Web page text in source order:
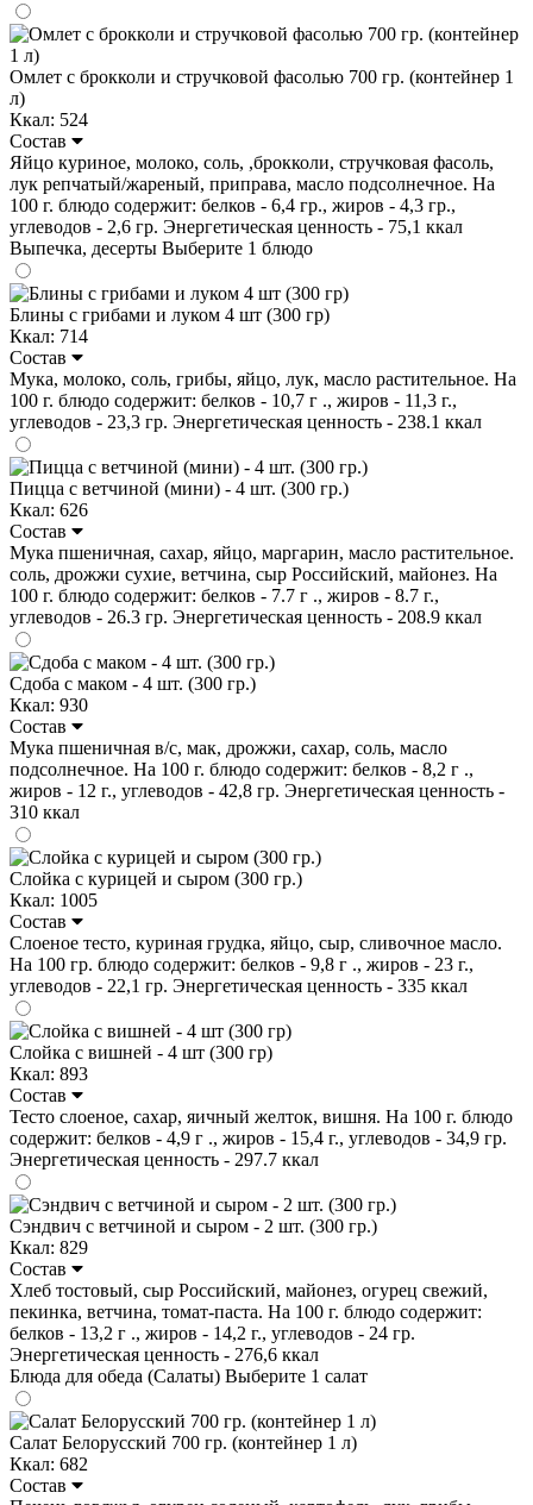
Омлет с брокколи и стручковой фасолью 700 гр. (контейнер 1
л)
Ккал: 524
Состав
Яйцо куриное, молоко, соль, ,брокколи, стручковая фасоль,
лук репчатый/жареный, приправа, масло подсолнечное. На
100 г. блюдо содержит: белков - 6,4 гр., жиров - 4,3 гр.,
углеводов - 2,6 гр. Энергетическая ценность - 75,1 ккал
Выпечка, десерты Выберите 1 блюдо
Блины с грибами и луком 4 шт (300 гр)
Ккал: 714
Состав
Мука, молоко, соль, грибы, яйцо, лук, масло растительное. На
100 г. блюдо содержит: белков - 10,7 г ., жиров - 11,3 г.,
углеводов - 23,3 гр. Энергетическая ценность - 238.1 ккал
Пицца с ветчиной (мини) - 4 шт. (300 гр.)
Ккал: 626
Состав
Мука пшеничная, сахар, яйцо, маргарин, масло растительное.
соль, дрожжи сухие, ветчина, сыр Российский, майонез. На
100 г. блюдо содержит: белков - 7.7 г ., жиров - 8.7 г.,
углеводов - 26.3 гр. Энергетическая ценность - 208.9 ккал
Сдоба с маком - 4 шт. (300 гр.)
Ккал: 930
Состав
Мука пшеничная в/с, мак, дрожжи, сахар, соль, масло
подсолнечное. На 100 г. блюдо содержит: белков - 8,2 г .,
жиров - 12 г., углеводов - 42,8 гр. Энергетическая ценность -
310 ккал
Слойка с курицей и сыром (300 гр.)
Ккал: 1005
Состав
Слоеное тесто, куриная грудка, яйцо, сыр, сливочное масло.
На 100 гр. блюдо содержит: белков - 9,8 г ., жиров - 23 г.,
углеводов - 22,1 гр. Энергетическая ценность - 335 ккал
Слойка с вишней - 4 шт (300 гр)
Ккал: 893
Состав
Тесто слоеное, сахар, яичный желток, вишня. На 100 г. блюдо
содержит: белков - 4,9 г ., жиров - 15,4 г., углеводов - 34,9 гр.
Энергетическая ценность - 297.7 ккал
Сэндвич с ветчиной и сыром - 2 шт. (300 гр.)
Ккал: 829
Состав
Хлеб тостовый, сыр Российский, майонез, огурец свежий,
пекинка, ветчина, томат-паста. На 100 г. блюдо содержит:
белков - 13,2 г ., жиров - 14,2 г., углеводов - 24 гр.
Энергетическая ценность - 276,6 ккал
Блюда для обеда (Салаты) Выберите 1 салат
Салат Белорусский 700 гр. (контейнер 1 л)
Ккал: 682
Состав